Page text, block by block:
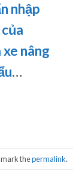
nhập
xe nâng
…
thepermalink.